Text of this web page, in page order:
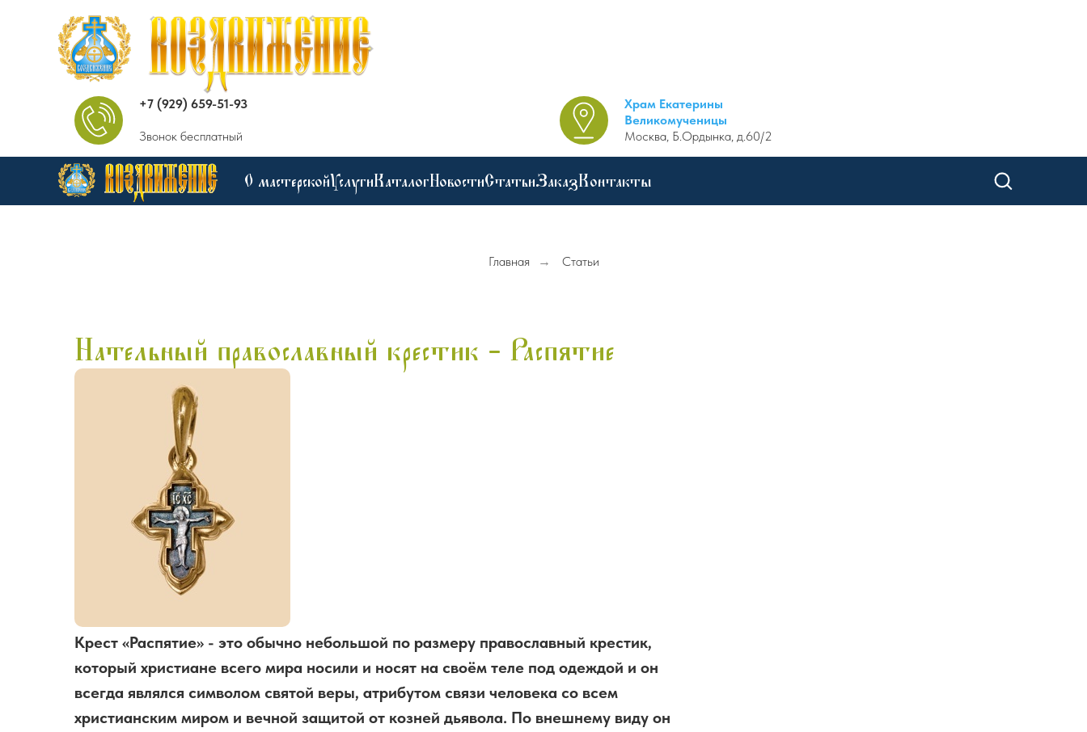
+7 (929) 659-51-93
Звонок бесплатный
Храм Екатерины
Великомученицы
Москва, Б.Ордынка, д.60/2
О мастерскойУслугиКаталогНовостиСтатьиЗаказКонтакты
Главная → Статьи
Нательный православный крестик - Распятие
Крест «Распятие» - это обычно небольшой по размеру православный крестик,
который христиане всего мира носили и носят на своём теле под одеждой и он
всегда являлся символом святой веры, атрибутом связи человека со всем
христианским миром и вечной защитой от козней дьявола. По внешнему виду он